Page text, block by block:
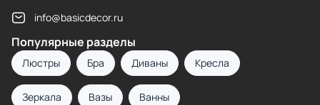
info@basicdecor.ru
Популярные разделы
Люстры Бра Диваны Кресла
Зеркала Вазы Ванны